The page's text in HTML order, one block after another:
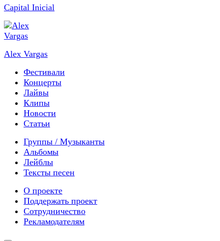
Capital Inicial
Alex Vargas
Фестивали
Концерты
Лайвы
Клипы
Новости
Статьи
Группы / Музыканты
Альбомы
Лейблы
Тексты песен
О проекте
Поддержать проект
Сотрудничество
Рекламодателям